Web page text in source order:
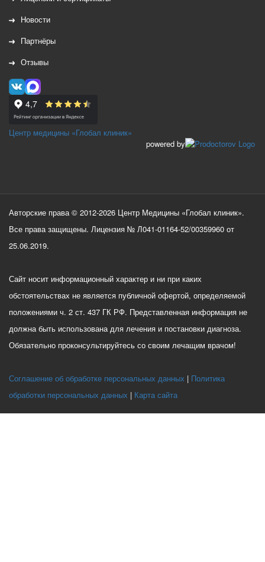
Новости
Партнёры
Отзывы
Центр медицины «Глобал клиник»
powered by
Авторские права © 2012-2026 Центр Медицины «Глобал клиник».
Все права защищены. Лицензия № Л041-01164-52/00359960 от
25.06.2019.
Сайт носит информационный характер и ни при каких
обстоятельствах не является публичной офертой, определяемой
положениями ч. 2 ст. 437 ГК РФ. Представленная информация не
должна быть использована для лечения и постановки диагноза.
Обязательно проконсультируйтесь со своим лечащим врачом!
Соглашение об обработке персональных данных
Политика
обработки персональных данных
Карта сайта